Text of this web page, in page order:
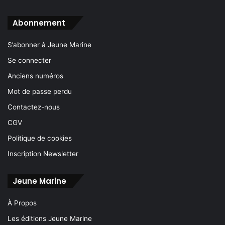
Abonnement
S’abonner à Jeune Marine
Se connecter
Anciens numéros
Mot de passe perdu
Contactez-nous
CGV
Politique de cookies
Inscription Newsletter
Jeune Marine
À Propos
Les éditions Jeune Marine